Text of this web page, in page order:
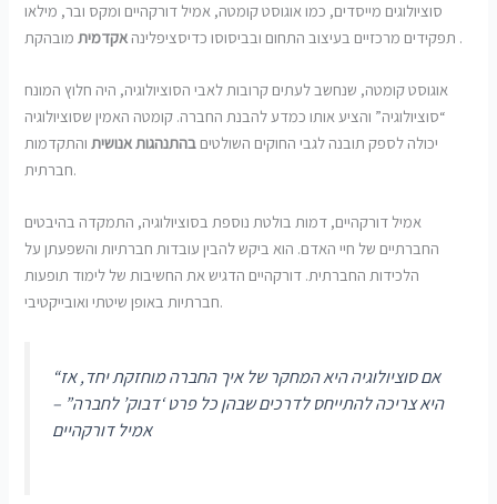
סוציולוגים מייסדים, כמו אוגוסט קומטה, אמיל דורקהיים ומקס ובר, מילאו
תפקידים מרכזיים בעיצוב התחום ובביסוסו כדיסציפלינה אקדמית מובהקת .
אוגוסט קומטה, שנחשב לעתים קרובות לאבי הסוציולוגיה, היה חלוץ המונח
“סוציולוגיה” והציע אותו כמדע להבנת החברה. קומטה האמין שסוציולוגיה
יכולה לספק תובנה לגבי החוקים השולטים בהתנהגות אנושיתוהתקדמות
חברתית.
אמיל דורקהיים, דמות בולטת נוספת בסוציולוגיה, התמקדה בהיבטים
החברתיים של חיי האדם. הוא ביקש להבין עובדות חברתיות והשפעתן על
הלכידות החברתית. דורקהיים הדגיש את החשיבות של לימוד תופעות
חברתיות באופן שיטתי ואובייקטיבי.
“אם סוציולוגיה היא המחקר של איך החברה מוחזקת יחד, אז
היא צריכה להתייחס לדרכים שבהן כל פרט ‘דבוק’ לחברה” –
אמיל דורקהיים